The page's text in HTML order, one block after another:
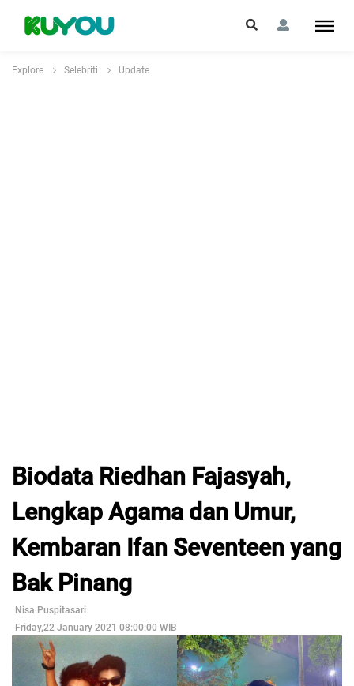
Explore Selebriti Update
Biodata Riedhan Fajasyah,
Lengkap Agama dan Umur,
Kembaran Ifan Seventeen yang
Bak Pinang
Nisa Puspitasari
Friday,22 January 2021 08:00:00 WIB